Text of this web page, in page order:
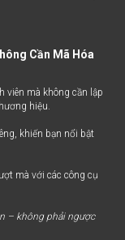
Cần Mã Hóa
viên mà không cần lập
hiệu.
khiến bạn nổi bật
mà với các công cụ
– không phải ngược